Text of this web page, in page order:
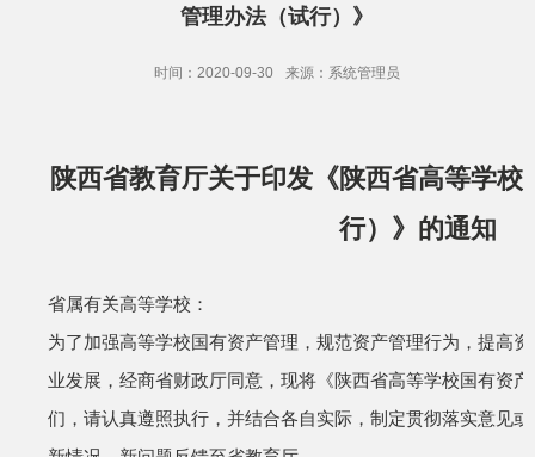
管理办法（试行）》
时间：2020-09-30 来源：系统管理员
陕西省教育厅关于印发《陕西省高等学
行）》的通知
省属有关高等学校：
为了加强高等学校国有资产管理，规范资产管理行为，提高
业发展，经商省财政厅同意，现将《陕西省高等学校国有资
们，请认真遵照执行，并结合各自实际，制定贯彻落实意见